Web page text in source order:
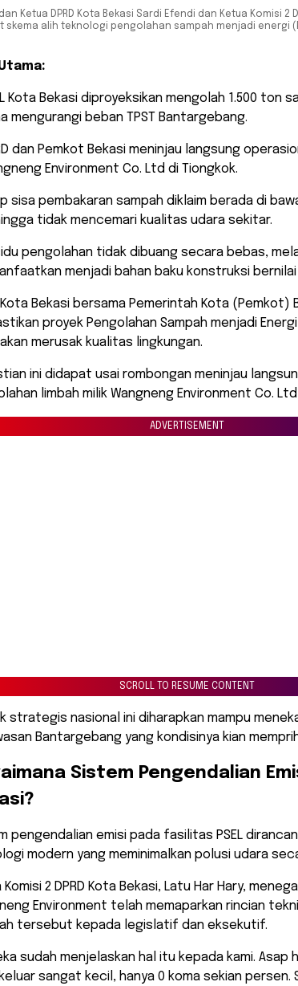
Ketua DPRD Kota Bekasi Sardi Efendi dan Ketua Komisi 2
skema alih teknologi pengolahan sampah menjadi energi
Kota Bekasi diproyeksikan mengolah 1.500 ton
mengurangi beban TPST Bantargebang.
dan Pemkot Bekasi meninjau langsung
Environment Co. Ltd di Tiongkok.
sisa pembakaran sampah diklaim berada di
tidak mencemari kualitas udara sekitar.
pengolahan tidak dibuang secara bebas,
menjadi bahan baku konstruksi bernilai
Kota Bekasi bersama Pemerintah Kota (Pemkot)
proyek Pengolahan Sampah menjadi Energi
merusak kualitas lingkungan.
ini didapat usai rombongan meninjau
limbah milik Wangneng Environment Co.
ADVERTISEMENT
SCROLL TO RESUME CONTENT
strategis nasional ini diharapkan mampu
Bantargebang yang kondisinya kian
Sistem Pengendalian
pengendalian emisi pada fasilitas PSEL
modern yang meminimalkan polusi udara
Komisi 2 DPRD Kota Bekasi, Latu Har Hary,
Environment telah memaparkan rincian
tersebut kepada legislatif dan eksekutif.
sudah menjelaskan hal itu kepada kami. Asap
sangat kecil, hanya 0 koma sekian persen.